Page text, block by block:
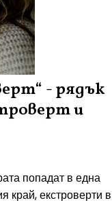
- рядък
и
попадат в една
край, екстроверти в